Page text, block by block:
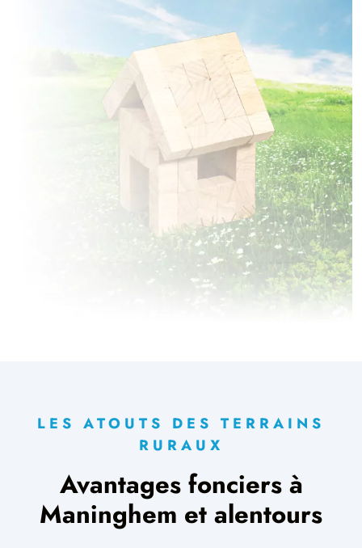
LES ATOUTS DES TERRAINS
RURAUX
Avantages fonciers à
Maninghem et alentours